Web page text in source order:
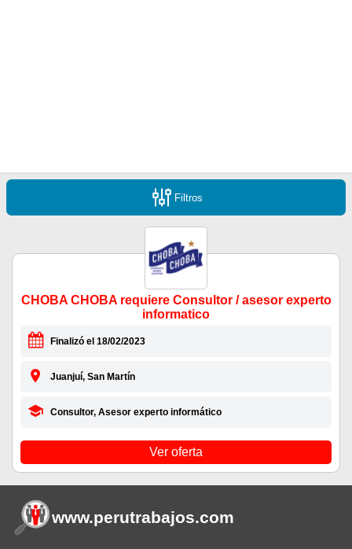
Filtros
CHOBA CHOBA requiere Consultor / asesor experto
informatico
Finalizó el 18/02/2023
Juanjuí, San Martín
Consultor, Asesor experto informático
Ver oferta
www.perutrabajos.com